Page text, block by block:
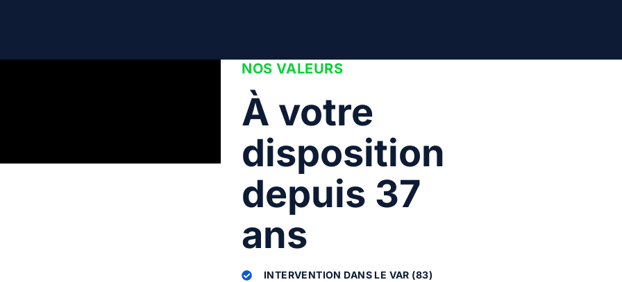
NOS VALEURS
À votre
disposition
depuis 37
ans
INTERVENTION DANS LE VAR (83)